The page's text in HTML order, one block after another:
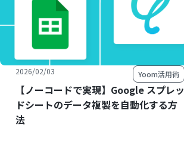
2026/02/03 Yoom活用術
【ノーコードで実現】Google スプレッ
ドシートのデータ複製を自動化する方
法